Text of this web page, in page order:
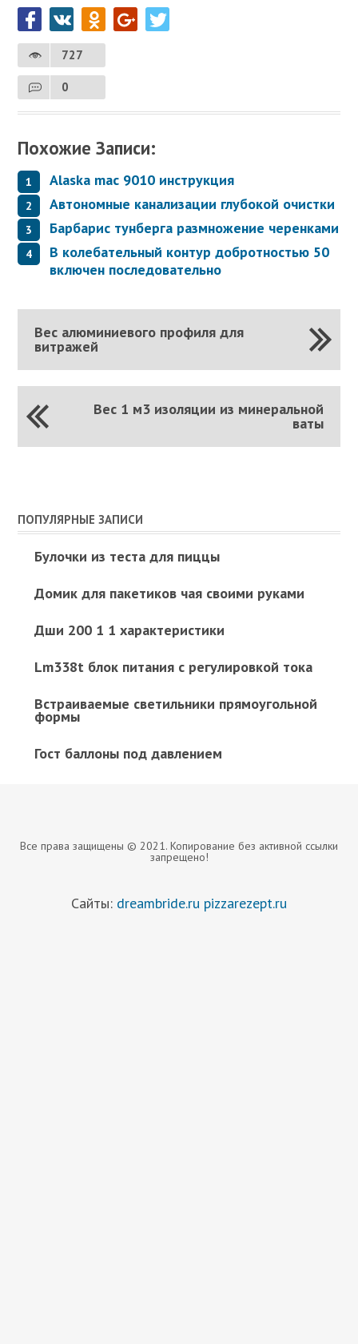
727
0
Похожие Записи:
Alaska mac 9010 инструкция
Автономные канализации глубокой очистки
Барбарис тунберга размножение черенками
В колебательный контур добротностью 50
включен последовательно
Вес алюминиевого профиля для
витражей
Вес 1 м3 изоляции из минеральной
ваты
ПОПУЛЯРНЫЕ ЗАПИСИ
Булочки из теста для пиццы
Домик для пакетиков чая своими руками
Дши 200 1 1 характеристики
Lm338t блок питания с регулировкой тока
Встраиваемые светильники прямоугольной
формы
Гост баллоны под давлением
Все права защищены © 2021. Копирование без активной ссылки
запрещено!
Сайты: dreambride.ru pizzarezept.ru